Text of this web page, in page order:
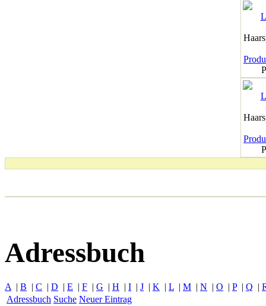
Adressbuch
A | B | C | D | E | F | G | H | I | J | K | L | M | N | O | P| Q |
Adressbuch Suche Neuer Eintrag